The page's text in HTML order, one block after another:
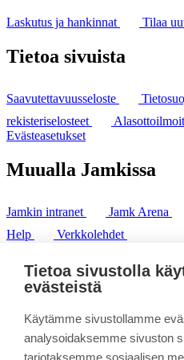
Laskutus ja hankinnat Tilaa
Tietoa sivuista
Saavutettavuusseloste
rekisteriselosteet
Evästeasetukset
Muualla Jamkissa
Jamkin intranet Jamk Arena
Help
Verkkolehdet
puh. +358 20 743 8100
fax. +358 14 449 9694
Tietoa sivustolla
evästeistä
Käytämme sivustollamme
analysoidaksemme sivuston
tarjotaksemme sosiaalisen